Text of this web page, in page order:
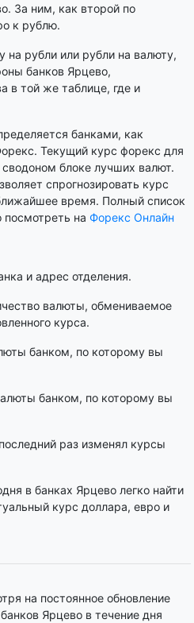
За ним, как второй по
к рублю.
на рубли или рубли на валюту,
банков Ярцево,
в той же таблице, где и
банками, как
Текущий курс форекс для
блоке лучших валют.
спрогнозировать курс
время. Полный список
на Форекс Онлайн
и адрес отделения.
валюты, обмениваемое
курса.
банком, по которому вы
банком, по которому вы
раз изменял курсы
в банках Ярцево легко найти
курс доллара, евро и
на постоянное обновление
Ярцево в течение дня